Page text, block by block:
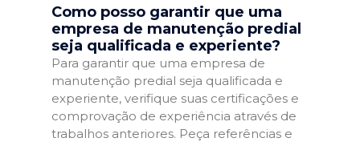
Como posso garantir que uma
empresa de manutenção predial
seja qualificada e experiente?
Para garantir que uma empresa de
manutenção predial seja qualificada e
experiente, verifique suas certificações e
comprovação de experiência através de
trabalhos anteriores. Peça referências e